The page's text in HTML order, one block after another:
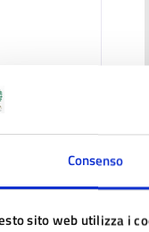
Consenso
sito web utilizza i